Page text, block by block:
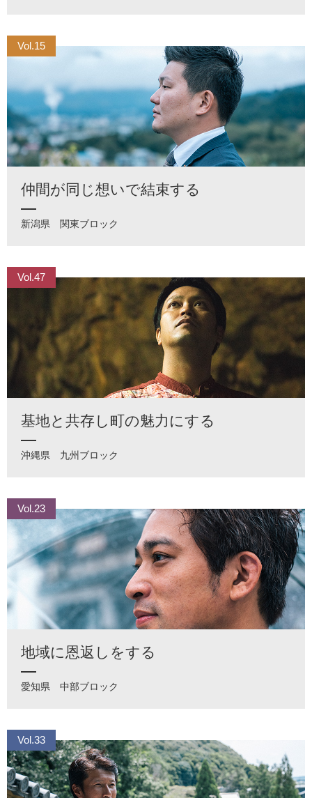
Vol.15
仲間が同じ想いで結束する
新潟県 関東ブロック
Vol.47
基地と共存し町の魅力にする
沖縄県 九州ブロック
Vol.23
地域に恩返しをする
愛知県 中部ブロック
Vol.33